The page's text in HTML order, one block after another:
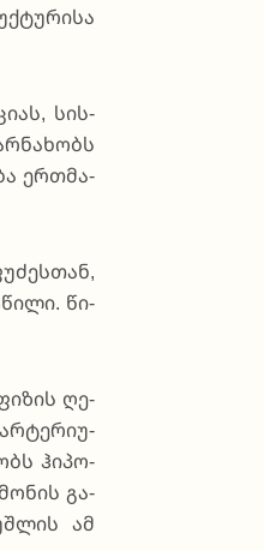
სის­
ერ­თმა­
წი­
ღე­
ჰი­პო­
გა­
ამ